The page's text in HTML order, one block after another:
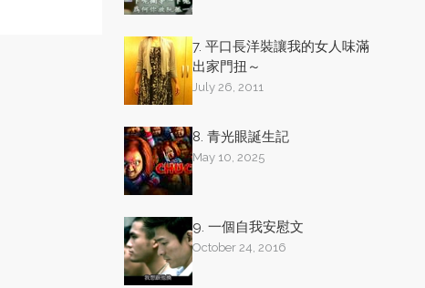
7. 平口長洋裝讓我的女人味滿
出家門扭～
July 26, 2011
8. 青光眼誕生記
May 10, 2025
9. 一個自我安慰文
October 24, 2016